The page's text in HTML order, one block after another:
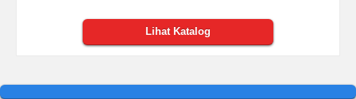
Lihat Katalog